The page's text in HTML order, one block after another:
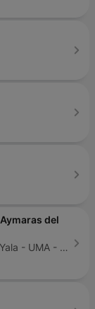
del
Unión de Mujeres Aymaras del Abya Yala - UMA - Episodio 5